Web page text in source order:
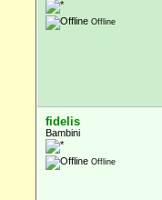
Offline
fidelis
Bambini
Offline